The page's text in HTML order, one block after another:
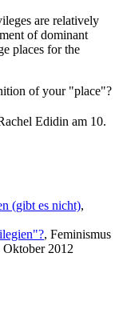
are relatively
of dominant
places for the
of your "place"?
Edidin am 10.
(gibt es nicht),
, Feminismus
Oktober 2012